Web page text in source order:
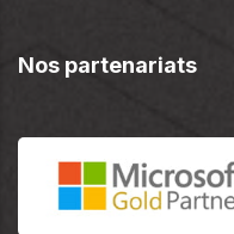
Nos partenariats